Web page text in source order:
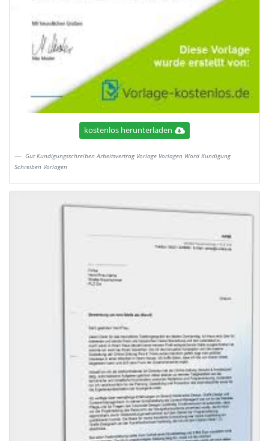
kostenlos herunterladen
Gut Kundigungsschreiben Arbeitsvertrag Vorlage Vorlagen Word Kundigung
Schreiben Vorlagen